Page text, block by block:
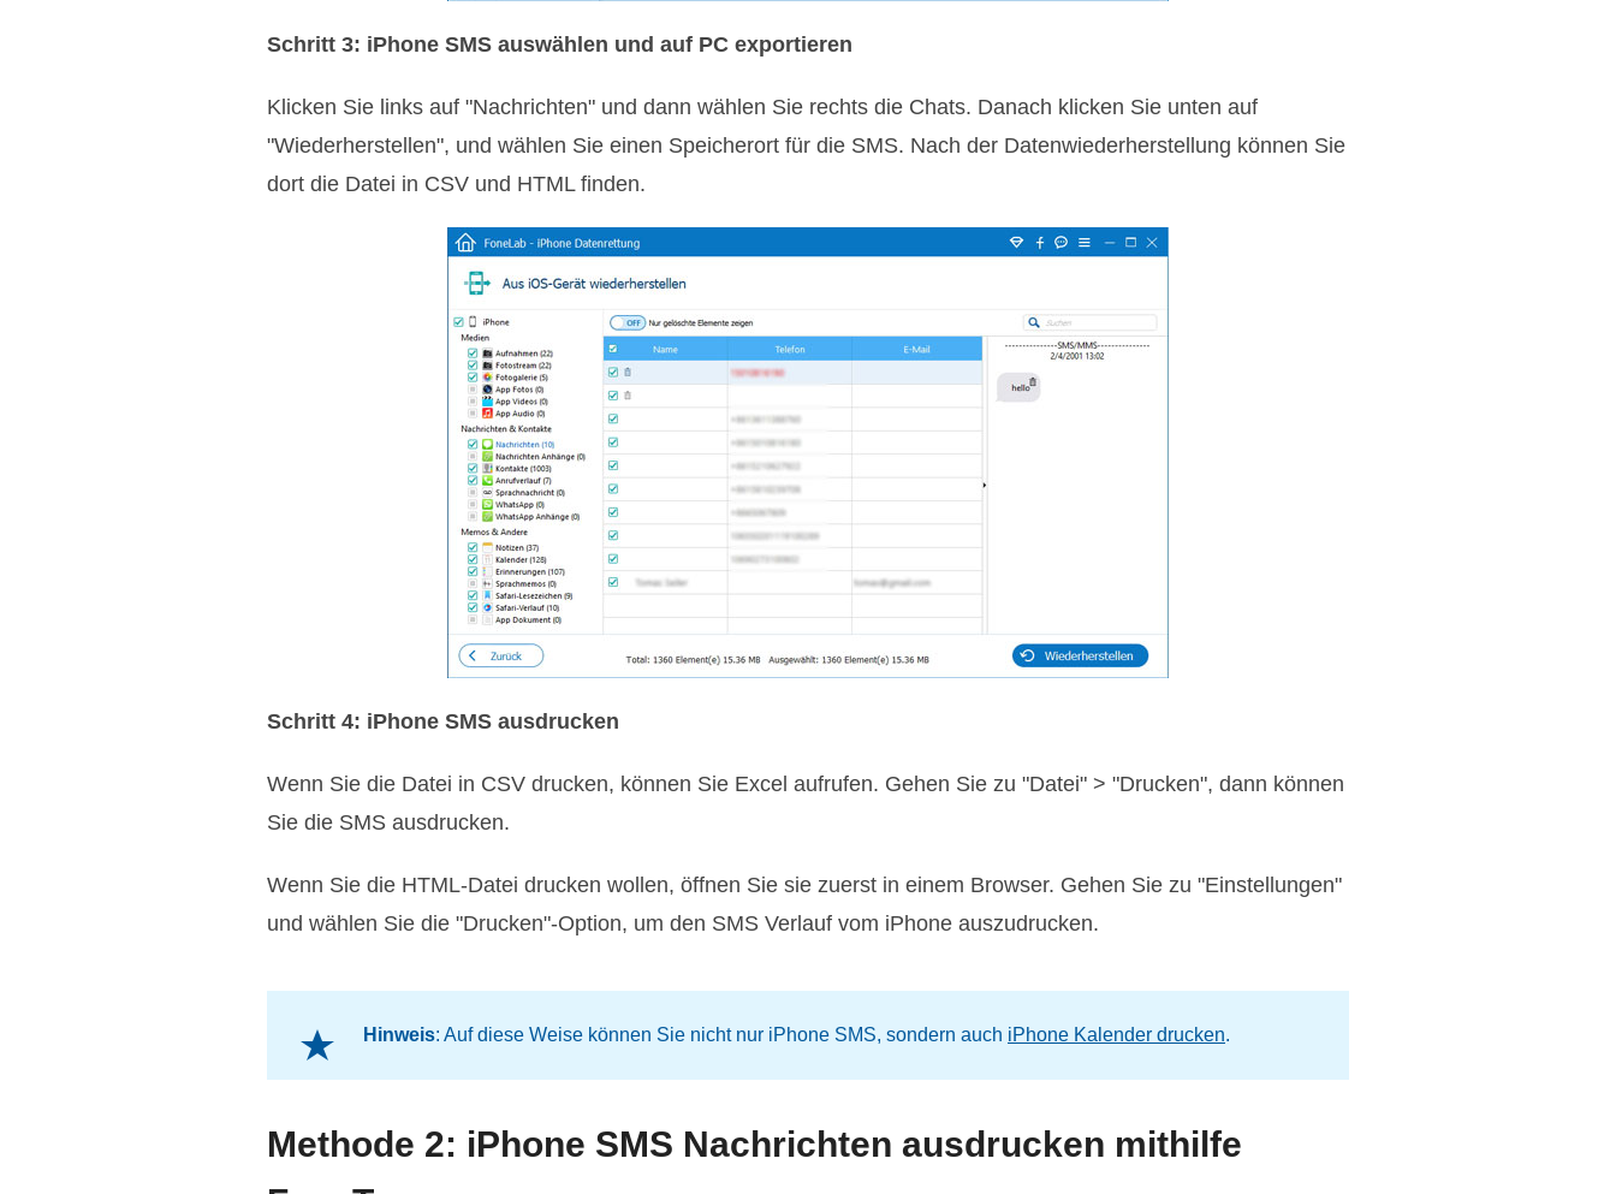
Schritt 3: iPhone SMS auswählen und auf PC exportieren
Klicken Sie links auf "Nachrichten" und dann wählen Sie rechts die Chats. Danach klicken Sie unten auf
"Wiederherstellen", und wählen Sie einen Speicherort für die SMS. Nach der Datenwiederherstellung können Sie
dort die Datei in CSV und HTML finden.
Schritt 4: iPhone SMS ausdrucken
Wenn Sie die Datei in CSV drucken, können Sie Excel aufrufen. Gehen Sie zu "Datei" > "Drucken", dann können
Sie die SMS ausdrucken.
Wenn Sie die HTML-Datei drucken wollen, öffnen Sie sie zuerst in einem Browser. Gehen Sie zu "Einstellungen"
und wählen Sie die "Drucken"-Option, um den SMS Verlauf vom iPhone auszudrucken.
Hinweis: Auf diese Weise können Sie nicht nur iPhone SMS, sondern auch iPhone Kalender drucken.
Methode 2: iPhone SMS Nachrichten ausdrucken mithilfe